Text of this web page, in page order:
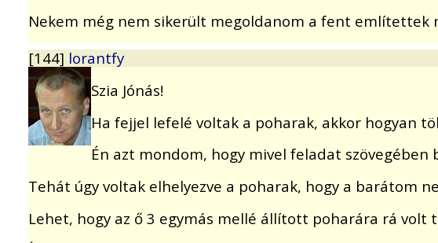
Nekem még nem sikerült megoldanom a fent
[144] lorantfy
Szia Jónás!
Ha fejjel lefelé voltak a poharak, akkor hogyan
Én azt mondom, hogy mivel feladat
Tehát úgy voltak elhelyezve a poharak, hogy a barátom
Lehet, hogy az ő 3 egymás mellé állított poharára rá